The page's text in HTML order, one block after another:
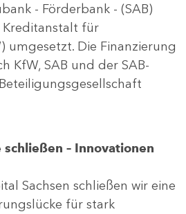
- Förderbank - (SAB)
für
umgesetzt. Die Finanzierung
KfW, SAB und der SAB-
– Innovationen
Sachsen schließen wir eine
für stark